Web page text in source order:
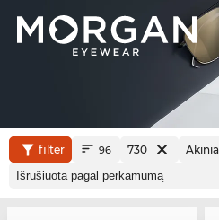
filter 96 730